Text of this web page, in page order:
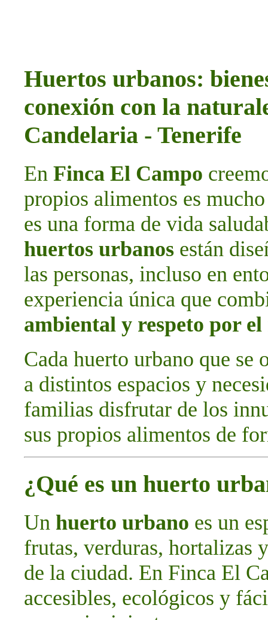
Huertos urbanos:
conexión con la
Candelaria - Tenerife
En Finca El Campo
propios alimentos es
es una forma de vida
huertos urbanos están
las personas, incluso en
experiencia única que
ambiental y respeto por
Cada huerto urbano que se
a distintos espacios y
familias disfrutar de los
sus propios alimentos de
¿Qué es un huerto
Un huerto urbano es un
frutas, verduras, hortalizas
de la ciudad. En Finca El
accesibles, ecológicos y